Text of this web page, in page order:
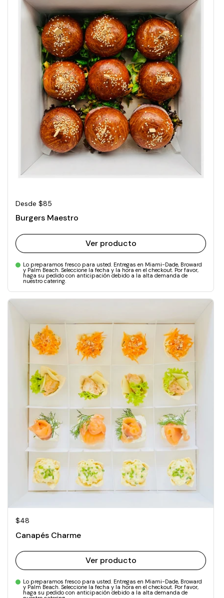
Precio normal
Desde $85
Burgers Maestro
Ver producto
Lo preparamos fresco para usted. Entregas en Miami-Dade, Broward
y Palm Beach. Seleccione la fecha y la hora en el checkout. Por favor,
haga su pedido con anticipación debido a la alta demanda de
nuestro catering.
Precio normal
$48
Canapés Charme
Ver producto
Lo preparamos fresco para usted. Entregas en Miami-Dade, Broward
y Palm Beach. Seleccione la fecha y la hora en el checkout. Por favor,
haga su pedido con anticipación debido a la alta demanda de